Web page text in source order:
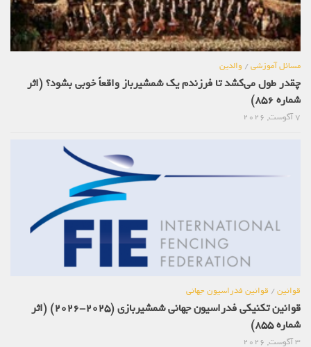
مسائل آموزشی/والدین
چقدر طول می‌کشد تا فرزندم یک شمشیرباز واقعاً خوبی بشود؟ (اثر
شماره 856)
قوانین/قوانین فدراسیون جهانی
قوانین تکنیکی فدراسیون جهانی شمشیربازی (2025-2026) (اثر
شماره 855)